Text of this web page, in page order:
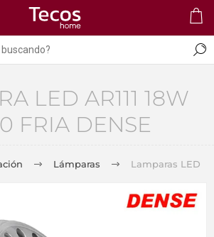
LED AR111 18W
FRIA DENSE
Lámparas Lamparas LED